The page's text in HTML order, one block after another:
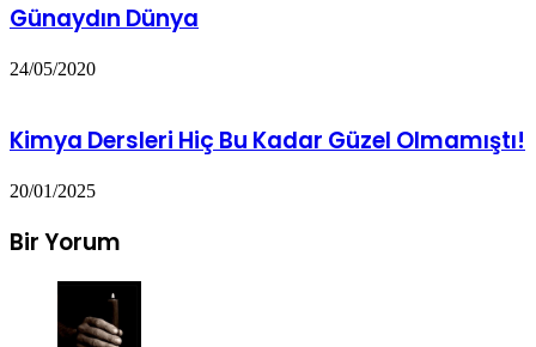
Günaydın Dünya
24/05/2020
Kimya Dersleri Hiç Bu Kadar Güzel Olmamıştı!
20/01/2025
Bir Yorum